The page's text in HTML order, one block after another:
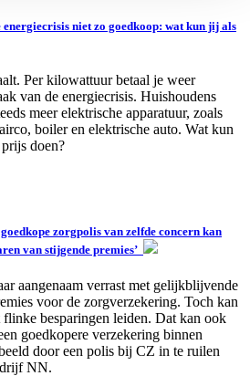
energiecrisis niet zo goedkoop: wat kun jij als
Per kilowattuur betaal je weer
van de energiecrisis. Huishoudens
meer elektrische apparatuur, zoals
boiler en elektrische auto. Wat kun
doen?
zorgpolis van zelfde concern kan
van stijgende premies’
aangenaam verrast met gelijkblijvende
voor de zorgverzekering. Toch kan
flinke besparingen leiden. Dat kan ook
goedkopere verzekering binnen
door een polis bij CZ in te ruilen
NN.